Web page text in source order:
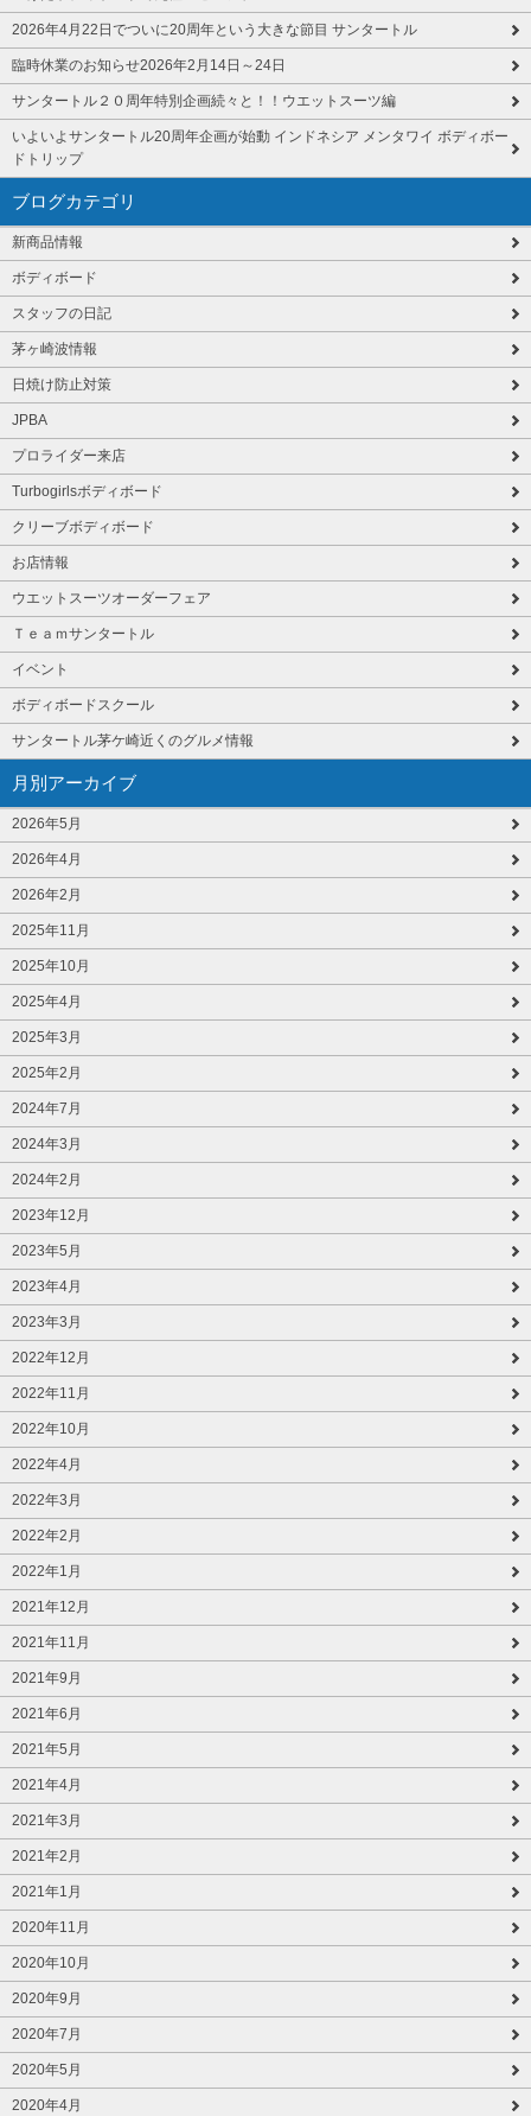
2026年4月22日でついに20周年という大きな節目 サンタートル
臨時休業のお知らせ2026年2月14日～24日
サンタートル２０周年特別企画続々と！！ウエットスーツ編
いよいよサンタートル20周年企画が始動 インドネシア メンタワイ ボディボー
ドトリップ
ブログカテゴリ
新商品情報
ボディボード
スタッフの日記
茅ヶ崎波情報
日焼け防止対策
JPBA
プロライダー来店
Turbogirlsボディボード
クリーブボディボード
お店情報
ウエットスーツオーダーフェア
Ｔｅａｍサンタートル
イベント
ボディボードスクール
サンタートル茅ケ崎近くのグルメ情報
月別アーカイブ
2026年5月
2026年4月
2026年2月
2025年11月
2025年10月
2025年4月
2025年3月
2025年2月
2024年7月
2024年3月
2024年2月
2023年12月
2023年5月
2023年4月
2023年3月
2022年12月
2022年11月
2022年10月
2022年4月
2022年3月
2022年2月
2022年1月
2021年12月
2021年11月
2021年9月
2021年6月
2021年5月
2021年4月
2021年3月
2021年2月
2021年1月
2020年11月
2020年10月
2020年9月
2020年7月
2020年5月
2020年4月